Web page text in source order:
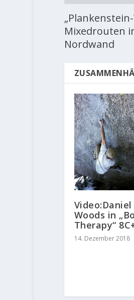
Mixedrouten
Nordwand
Video:Daniel
Woods in
Therapy“
14. Dezember 2018